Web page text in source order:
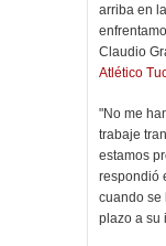
arriba en
Claudio
Atlético
"No me
trabaje
estamos
respondió
cuando se
plazo a su